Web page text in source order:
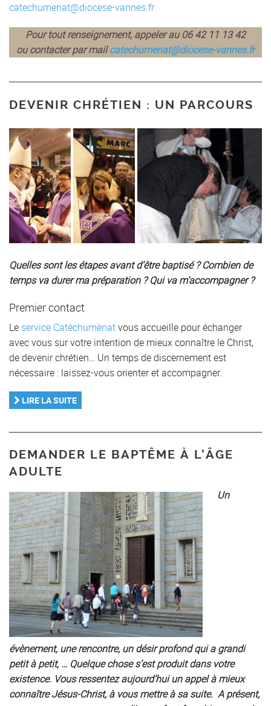
catechumenat@diocese-vannes.fr
Pour tout renseignement, appeler au 06 42 11 13 42
ou contacter par mailcatechumenat@diocese-vannes.fr
DEVENIR CHRÉTIEN : UN PARCOURS
Quelles sont les étapes avant d’être baptisé ? Combien de
temps va durer ma préparation ? Qui va m’accompagner ?
Premier contact
Le service Catéchumènatvous accueille pour échanger
avec vous sur votre intention de mieux connaître le Christ,
de devenir chrétien… Un temps de discernement est
nécessaire : laissez-vous orienter et accompagner.
LIRE LA SUITE
DEMANDER LE BAPTÊME À L’ÂGE
ADULTE
Un
évènement, une rencontre, un désir profond qui a grandi
petit à petit, … Quelque chose s’est produit dans votre
existence. Vous ressentez aujourd’hui un appel à mieux
connaître Jésus-Christ, à vous mettre à sa suite. A présent,